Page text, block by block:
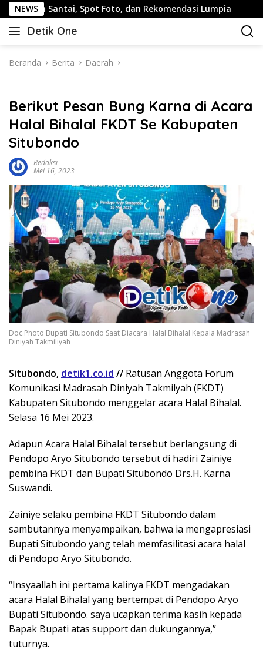
Langsung
ke
konten
NEWSSpot Foto, dan Rekomendasi Lumpia Panduan
Detik One
Tajam
Fakta
Beranda Berita Daerah
Berikut Pesan Bung Karna di Acara
Halal Bihalal FKDT Se Kabupaten
Situbondo
Redaksi
Mei 16, 2023
Doc.Photo Bupati Situbondo Saat Diacara Halal Bihalal Kepala Madrasah
Diniyah Takmiliyah
Situbondo, detik1.co.id // Ratusan Anggota Forum
Komunikasi Madrasah Diniyah Takmilyah (FKDT)
Kabupaten Situbondo menggelar acara Halal Bihalal.
Selasa 16 Mei 2023.
Adapun Acara Halal Bihalal tersebut berlangsung di
Pendopo Aryo Situbondo tersebut di hadiri Zainiye
pembina FKDT dan Bupati Situbondo Drs.H. Karna
Suswandi.
Zainiye selaku pembina FKDT Situbondo dalam
sambutannya menyampaikan, bahwa ia mengapresiasi
Bupati Situbondo yang telah memfasilitasi acara halal
di Pendopo Aryo Situbondo.
“Insyaallah ini pertama kalinya FKDT mengadakan
acara Halal Bihalal yang bertempat di Pendopo Aryo
Bupati Situbondo. saya ucapkan terima kasih kepada
Bapak Bupati atas support dan dukungannya,”
tuturnya.